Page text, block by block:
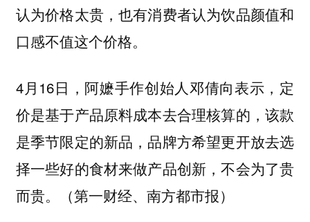
认为价格太贵，也有消费者认为饮品颜值和
口感不值这个价格。
4月16日，阿嬷手作创始人邓倩向表示，定
价是基于产品原料成本去合理核算的，该款
是季节限定的新品，品牌方希望更开放去选
择一些好的食材来做产品创新，不会为了贵
而贵。（第一财经、南方都市报）